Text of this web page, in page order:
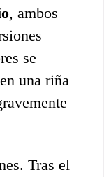
, ambos
se
una riña
Tras el